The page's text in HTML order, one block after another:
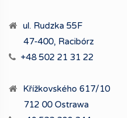
ul. Rudzka 55F
47-400, Racibórz
+48 502 21 31 22
Křížkovského 617/10
712 00 Ostrawa